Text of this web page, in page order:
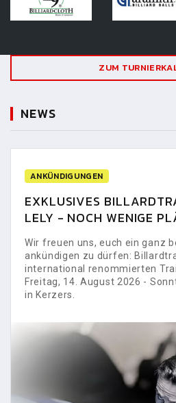
ZUM
NEWS
ANKÜNDIGUNGEN
EXKLUSIVES
LELY - NOCH WENIGE
Wir freuen uns, euch ein ganz
ankündigen zu dürfen:
international renommierten
Freitag, 14. August 2026 -
in Kerzers.